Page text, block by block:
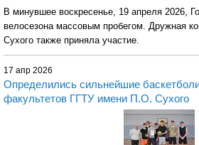
В минувшее воскресенье, 19 апреля 2026,
велосезона массовым пробегом. Дружная
Сухого также приняла участие.
17 апр 2026
Определились сильнейшие
факультетов ГГТУ имени П.О. Сухого